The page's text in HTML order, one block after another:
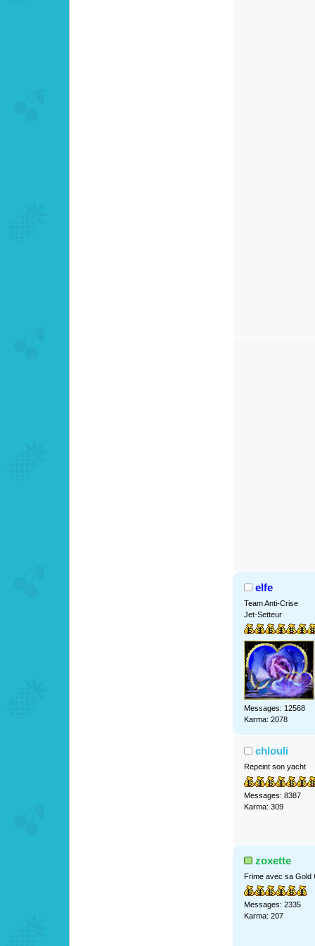
elfe
Team Anti-Crise
Jet-Setteur
Messages: 12568
Karma: 2078
chlouli
Repeint son yacht
Messages: 8387
Karma: 309
zoxette
Frime avec sa Gold
Messages: 2335
Karma: 207